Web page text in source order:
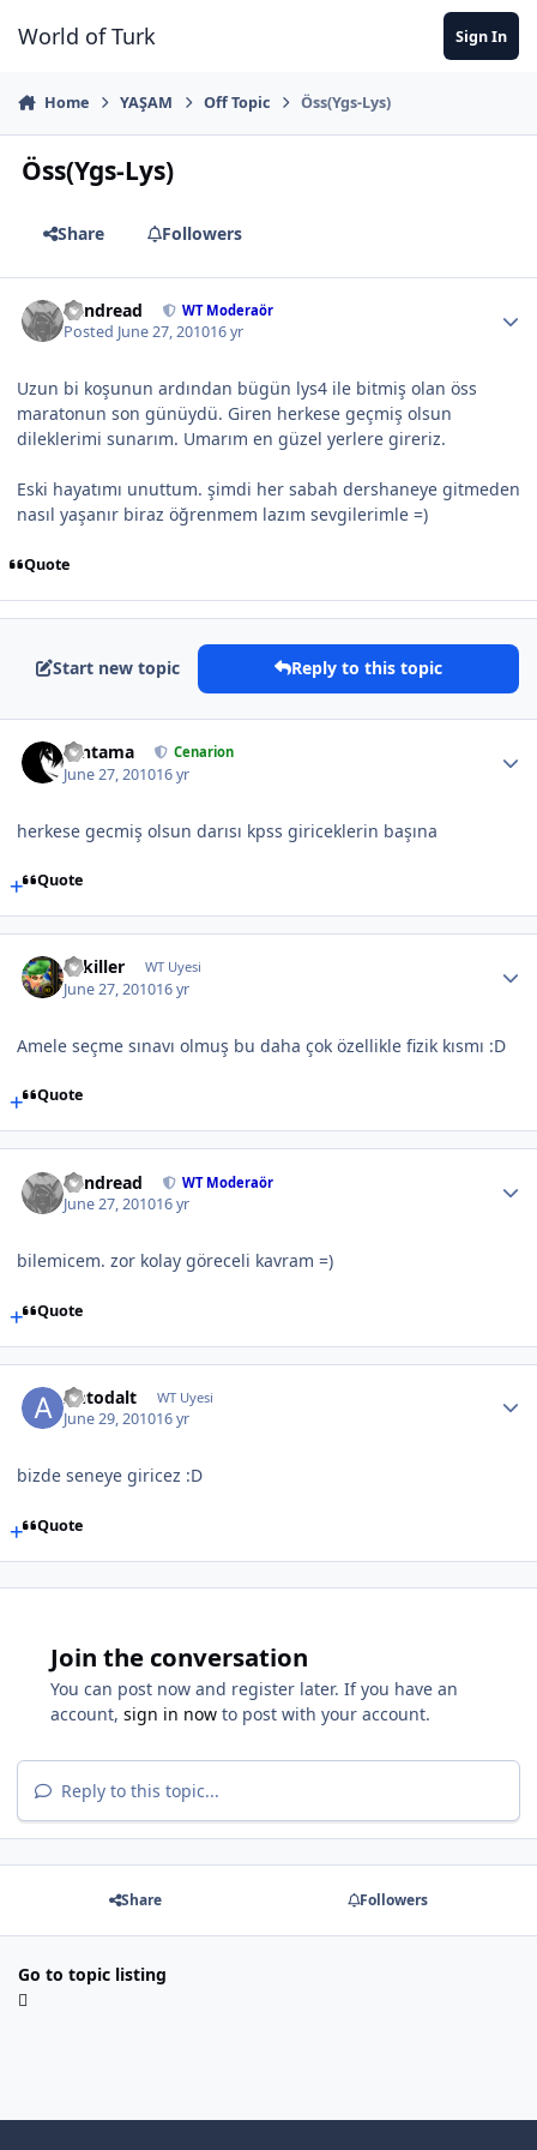
World of Turk Sign In
Home YAŞAM Off Topic Öss(Ygs-Lys)
Öss(Ygs-Lys)
Share Followers
Vandread WT Moderaör
Posted June 27, 201016 yr
Uzun bi koşunun ardından bügün lys4 ile bitmiş olan öss
maratonun son günüydü. Giren herkese geçmiş olsun
dileklerimi sunarım. Umarım en güzel yerlere gireriz.
Eski hayatımı unuttum. şimdi her sabah dershaneye gitmeden
nasıl yaşanır biraz öğrenmem lazım sevgilerimle =)
Quote
Start new topic Reply to this topic
Gintama Cenarion
June 27, 201016 yr
herkese gecmiş olsun darısı kpss giriceklerin başına
Quote
uskiller WT Uyesi
June 27, 201016 yr
Amele seçme sınavı olmuş bu daha çok özellikle fizik kısmı :D
Quote
Vandread WT Moderaör
June 27, 201016 yr
bilemicem. zor kolay göreceli kavram =)
Quote
Antodalt WT Uyesi
June 29, 201016 yr
bizde seneye giricez :D
Quote
Join the conversation
You can post now and register later. If you have an
account, sign in now to post with your account.
Reply to this topic...
Share Followers
Go to topic listing